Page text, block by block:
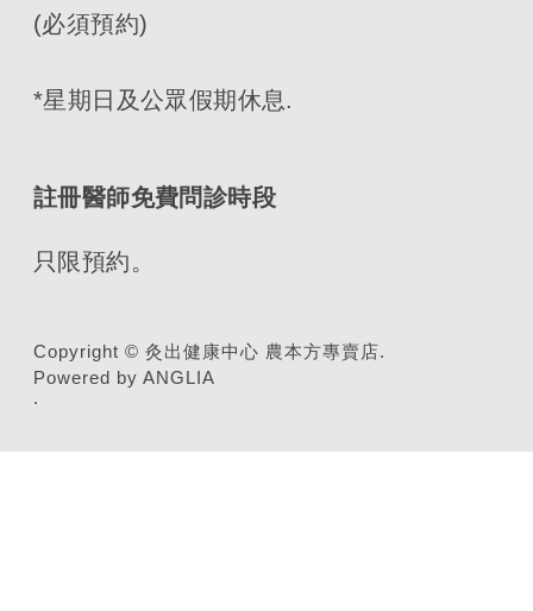
(必須預約)
*星期日及公眾假期休息.
註冊醫師免費問診時段
只限預約。
Copyright © 灸出健康中心 農本方專賣店.
Powered by ANGLIA
.